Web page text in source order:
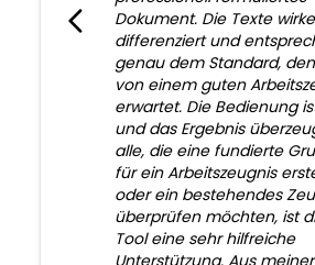
Dokument. Die Texte
differenziert und
genau dem Standard,
von einem guten
erwartet. Die Bedienung
und das Ergebnis
alle, die eine fundierte
für ein Arbeitszeugnis
oder ein bestehendes
überprüfen möchten, ist
Tool eine sehr hilfreiche